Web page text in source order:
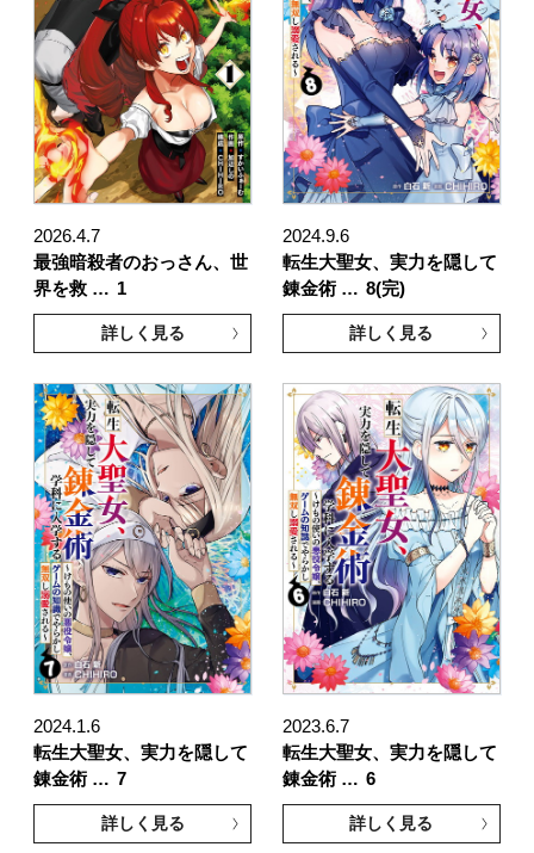
2026.4.7
最強暗殺者のおっさん、世
界を救 … 1
詳しく見る
2024.9.6
転生大聖女、実力を隠して
錬金術 … 8(完)
詳しく見る
2024.1.6
転生大聖女、実力を隠して
錬金術 … 7
詳しく見る
2023.6.7
転生大聖女、実力を隠して
錬金術 … 6
詳しく見る